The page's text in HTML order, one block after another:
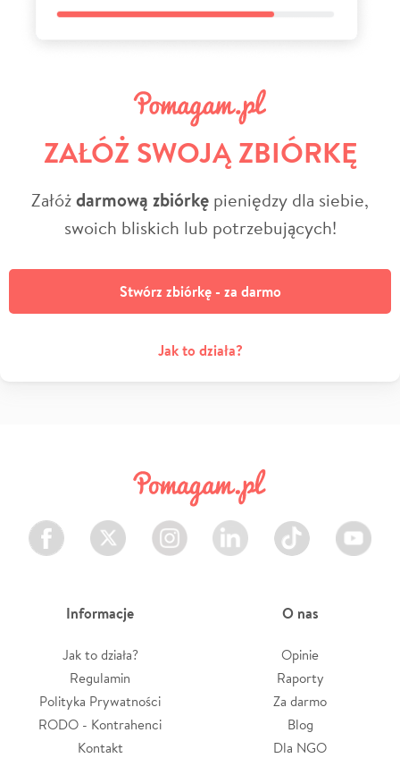
ZAŁÓŻ SWOJĄ ZBIÓRKĘ
Załóżdarmową zbiórkę pieniędzy dla siebie,
swoich bliskich lub potrzebujących!
Stwórz zbiórkę - za darmo
Jak to działa?
Facebook Twitter Instagram LinkedIn TikTok Youtube
Informacje
Jak to działa?
Regulamin
Polityka Prywatności
RODO - Kontrahenci
Kontakt
O nas
Opinie
Raporty
Za darmo
Blog
Dla NGO